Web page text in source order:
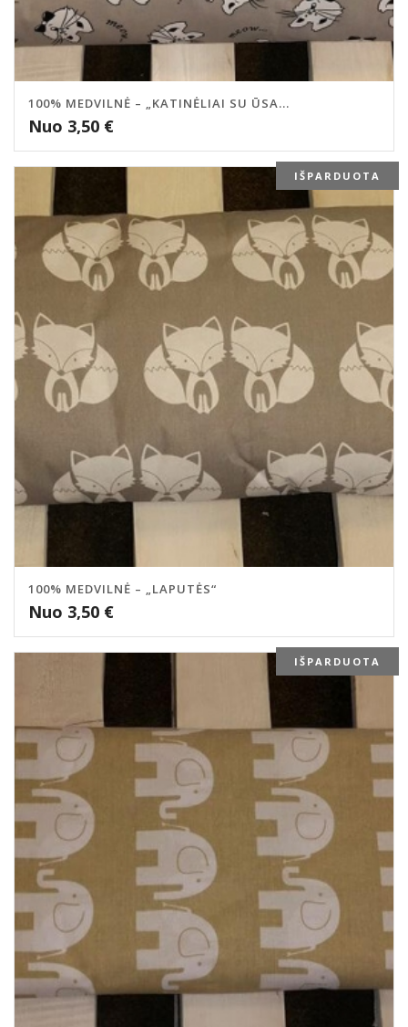
100% MEDVILNĖ – „KATINĖLIAI SU ŪSA...
Nuo 3,50 €
IŠPARDUOTA
100% MEDVILNĖ – „LAPUTĖS“
Nuo 3,50 €
IŠPARDUOTA